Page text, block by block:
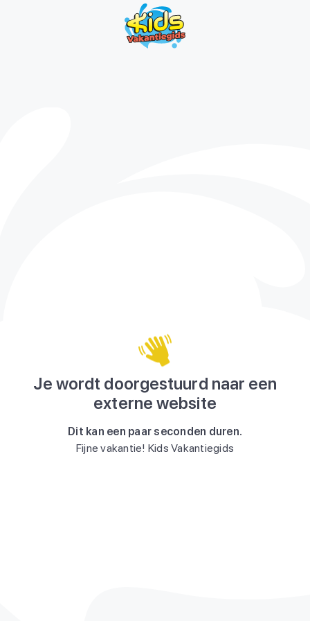
Je wordt doorgestuurd naar een
externe website
Dit kan een paar seconden duren.
Fijne vakantie! Kids Vakantiegids